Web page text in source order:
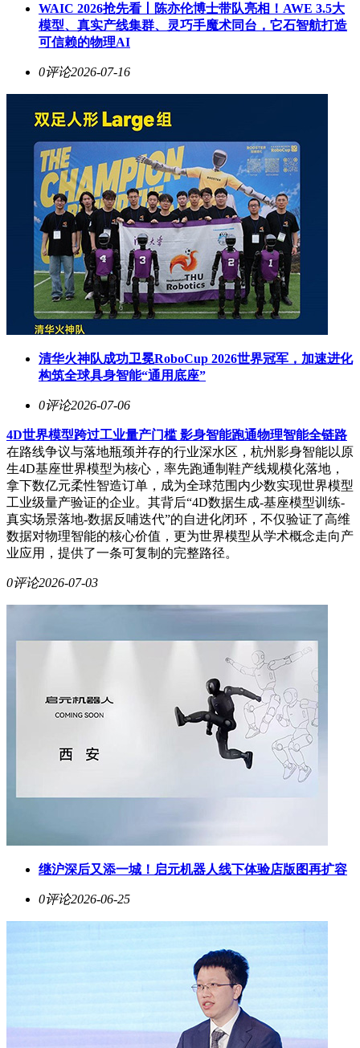
WAIC 2026抢先看丨陈亦伦博士带队亮相！AWE 3.5大
模型、真实产线集群、灵巧手魔术同台，它石智航打造
可信赖的物理AI
0评论2026-07-16
清华火神队成功卫冕RoboCup 2026世界冠军，加速进化
构筑全球具身智能“通用底座”
0评论2026-07-06
4D世界模型跨过工业量产门槛 影身智能跑通物理智能全链路
在路线争议与落地瓶颈并存的行业深水区，杭州影身智能以原
生4D基座世界模型为核心，率先跑通制鞋产线规模化落地，
拿下数亿元柔性智造订单，成为全球范围内少数实现世界模型
工业级量产验证的企业。其背后“4D数据生成-基座模型训练-
真实场景落地-数据反哺迭代”的自进化闭环，不仅验证了高维
数据对物理智能的核心价值，更为世界模型从学术概念走向产
业应用，提供了一条可复制的完整路径。
0评论2026-07-03
继沪深后又添一城！启元机器人线下体验店版图再扩容
0评论2026-06-25